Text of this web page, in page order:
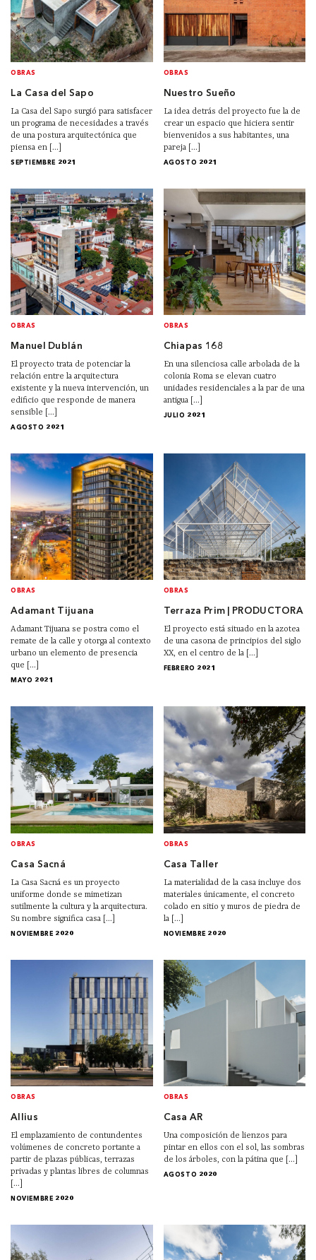
OBRAS
La Casa del Sapo
La Casa del Sapo surgió para satisfacer
un programa de necesidades a través
de una postura arquitectónica que
piensa en [...]
SEPTIEMBRE 2021
OBRAS
Nuestro Sueño
La idea detrás del proyecto fue la de
crear un espacio que hiciera sentir
bienvenidos a sus habitantes, una
pareja [...]
AGOSTO 2021
OBRAS
Manuel Dublán
El proyecto trata de potenciar la
relación entre la arquitectura
existente y la nueva intervención, un
edificio que responde de manera
sensible [...]
AGOSTO 2021
OBRAS
Chiapas 168
En una silenciosa calle arbolada de la
colonia Roma se elevan cuatro
unidades residenciales a la par de una
antigua [...]
JULIO 2021
OBRAS
Adamant Tijuana
Adamant Tijuana se postra como el
remate de la calle y otorga al contexto
urbano un elemento de presencia
que [...]
MAYO 2021
OBRAS
Terraza Prim | PRODUCTORA
El proyecto está situado en la azotea
de una casona de principios del siglo
XX, en el centro de la [...]
FEBRERO 2021
OBRAS
Casa Sacná
La Casa Sacná es un proyecto
uniforme donde se mimetizan
sutilmente la cultura y la arquitectura.
Su nombre significa casa [...]
NOVIEMBRE 2020
OBRAS
Casa Taller
La materialidad de la casa incluye dos
materiales únicamente, el concreto
colado en sitio y muros de piedra de
la [...]
NOVIEMBRE 2020
OBRAS
Allius
El emplazamiento de contundentes
volúmenes de concreto portante a
partir de plazas públicas, terrazas
privadas y plantas libres de columnas
[...]
NOVIEMBRE 2020
OBRAS
Casa AR
Una composición de lienzos para
pintar en ellos con el sol, las sombras
de los árboles, con la pátina que [...]
AGOSTO 2020